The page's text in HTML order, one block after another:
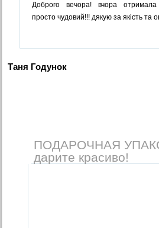
Доброго вечора! вчора
просто чудовий!!! дякую за якість та
Таня Годунок
ПОДАРОЧНАЯ
дарите красиво!